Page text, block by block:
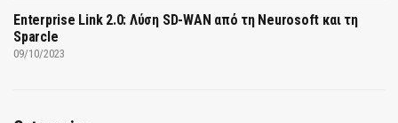
Enterprise Link 2.0: Λύση SD-WAN από τη Neurosoft και τη
Sparcle
09/10/2023